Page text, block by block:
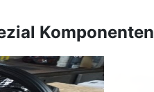
Komponenten